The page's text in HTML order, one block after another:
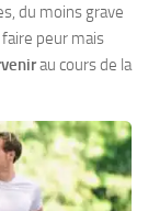
du moins grave
faire peur mais
au cours de la